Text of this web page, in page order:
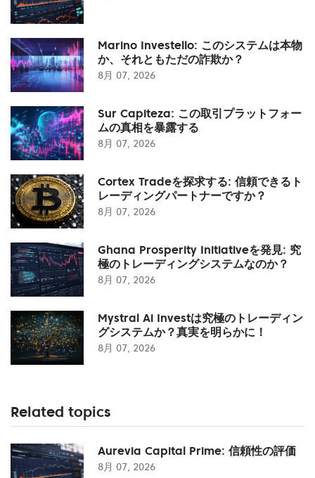
Marino Investello: このシステムは本物
か、それともただの詐欺か？
8月 07, 2026
Sur Capiteza: この取引プラットフォー
ムの真相を暴露する
8月 07, 2026
Cortex Tradeを探求する: 信頼できるト
レーディングパートナーですか？
8月 07, 2026
Ghana Prosperity Initiativeを発見: 究
極のトレーディングシステムなのか？
8月 07, 2026
Mystral Ai Investは究極のトレーディン
グシステムか？真実を明らかに！
8月 07, 2026
Related topics
Aurevia Capital Prime: 信頼性の評価
8月 07, 2026